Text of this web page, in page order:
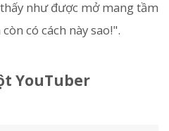
như được mở mang tầm
có cách này sao!".
YouTuber